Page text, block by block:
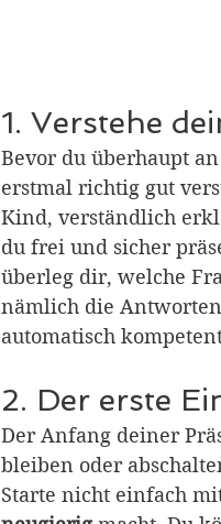
1. Verstehe
Bevor du überhaupt
erstmal richtig gut
Kind, verständlich
du frei und sicher
überleg dir, welche
nämlich die
automatisch
2. Der erste
Der Anfang deiner
bleiben oder
Starte nicht einfach